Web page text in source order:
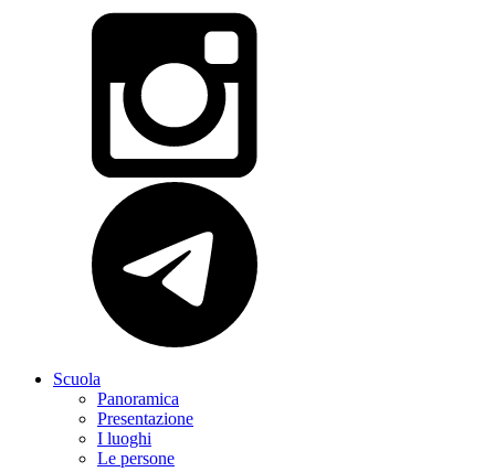
Scuola
Panoramica
Presentazione
I luoghi
Le persone